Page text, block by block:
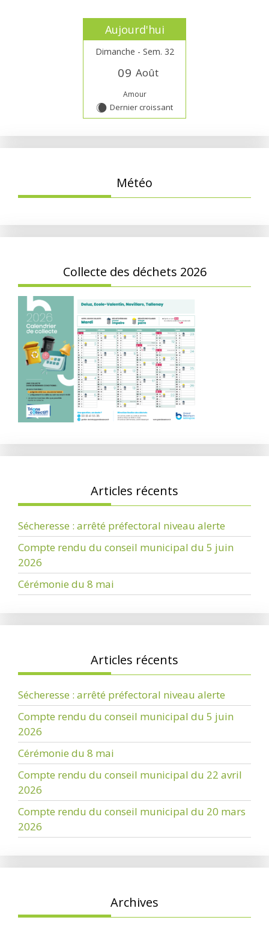
Aujourd'hui
Dimanche - Sem. 32
09 Août
Amour
X Dernier croissant
Météo
Collecte des déchets 2026
Articles récents
Sécheresse : arrêté préfectoral niveau alerte
Compte rendu du conseil municipal du 5 juin
2026
Cérémonie du 8 mai
Articles récents
Sécheresse : arrêté préfectoral niveau alerte
Compte rendu du conseil municipal du 5 juin
2026
Cérémonie du 8 mai
Compte rendu du conseil municipal du 22 avril
2026
Compte rendu du conseil municipal du 20 mars
2026
Archives